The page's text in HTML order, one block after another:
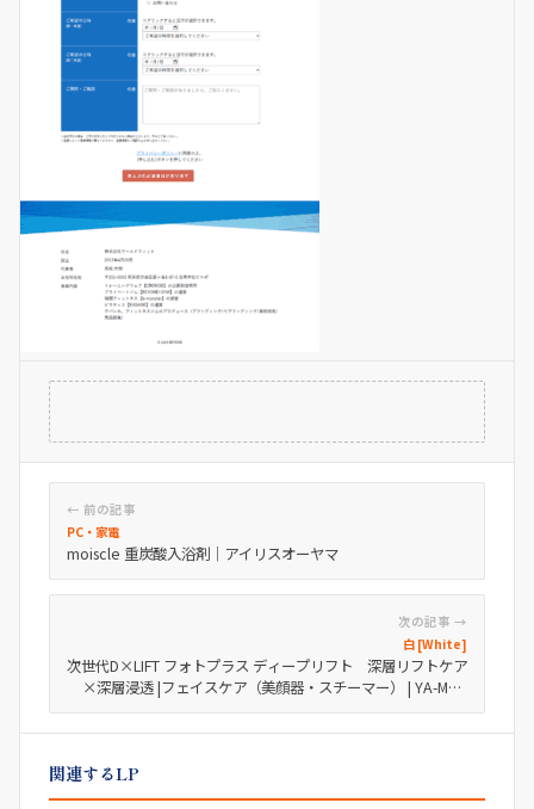
← 前の記事
PC・家電
moiscle 重炭酸入浴剤｜アイリスオーヤマ
次の記事 →
白 [White]
次世代D×LIFT フォトプラス ディープリフト 深層リフトケア
×深層浸透 |フェイスケア（美顔器・スチーマー） | YA-MAN
TOKYO JAPAN | ヤーマン株式会社
関連するLP